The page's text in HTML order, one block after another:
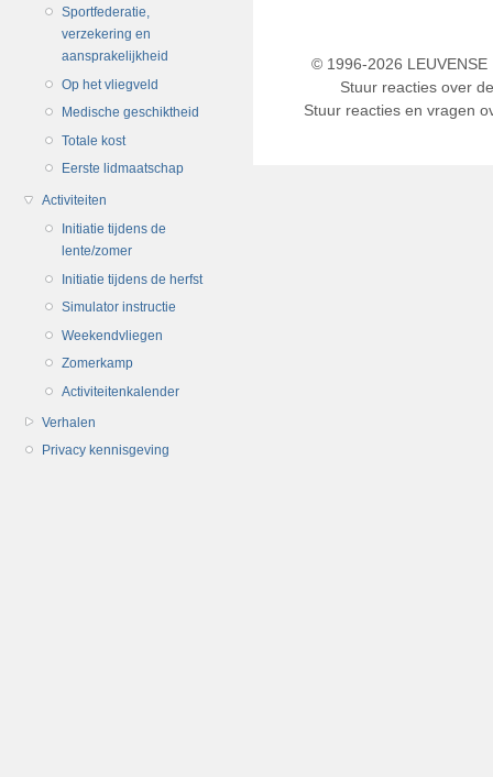
Sportfederatie,
verzekering en
aansprakelijkheid
Op het vliegveld
Medische geschiktheid
Totale kost
Eerste lidmaatschap
Activiteiten
Initiatie tijdens de
lente/zomer
Initiatie tijdens de herfst
Simulator instructie
Weekendvliegen
Zomerkamp
Activiteitenkalender
Verhalen
Privacy kennisgeving
© 1996-2026
Stuur reacties over
Stuur reacties en vragen